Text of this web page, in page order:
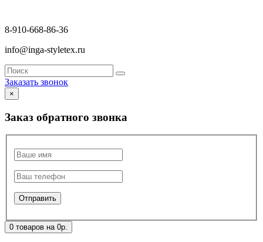
8-910-668-86-36
info@inga-styletex.ru
Заказать звонок
×
Заказ обратного звонка
0 товаров на 0р.